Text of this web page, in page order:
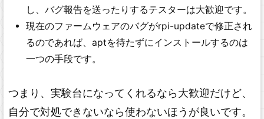
し、バグ報告を送ったりするテスターは大歓迎です。
現在のファームウェアのバグがrpi-updateで修正され
るのであれば、aptを待たずにインストールするのは
一つの手段です。
つまり、実験台になってくれるなら大歓迎だけど、
自分で対処できないなら使わないほうが良いです。